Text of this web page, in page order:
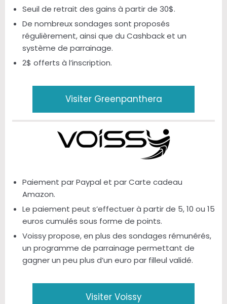
Seuil de retrait des gains à partir de 30$.
De nombreux sondages sont proposés
régulièrement, ainsi que du Cashback et un
système de parrainage.
2$ offerts à l’inscription.
Visiter Greenpanthera
Paiement par Paypal et par Carte cadeau
Amazon.
Le paiement peut s’effectuer à partir de 5, 10 ou 15
euros cumulés sous forme de points.
Voissy propose, en plus des sondages rémunérés,
un programme de parrainage permettant de
gagner un peu plus d’un euro par filleul validé.
Visiter Voissy